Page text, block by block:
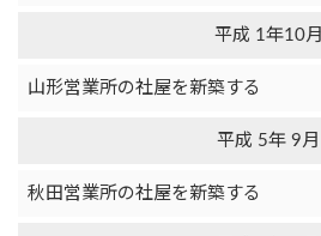
平成 1年10月
山形営業所の社屋を新築する
平成 5年 9月
秋田営業所の社屋を新築する